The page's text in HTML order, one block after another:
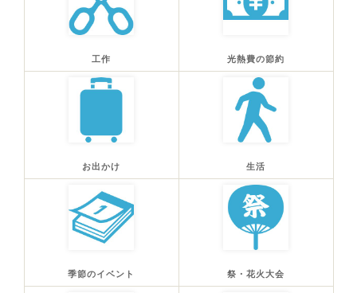
工作 光熱費の節約
お出かけ 生活
季節のイベント 祭・花火大会